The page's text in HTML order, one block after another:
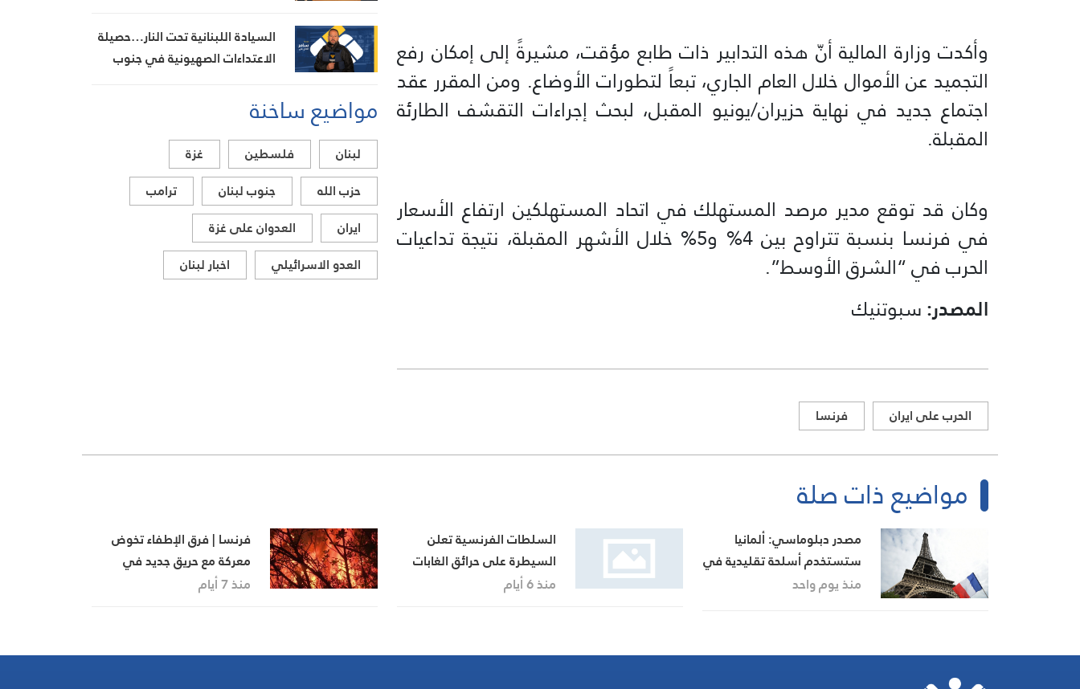
وأكدت وزارة المالية أنّ هذه التدابير ذات طابع مؤقت، مشيرةً إلى إمكان رفع
التجميد عن الأموال خلال العام الجاري، تبعاً لتطورات الأوضاع. ومن المقرر عقد
اجتماع جديد في نهاية حزيران/يونيو المقبل، لبحث إجراءات التقشف الطارئة
المقبلة.
وكان قد توقع مدير مرصد المستهلك في اتحاد المستهلكين ارتفاع الأسعار
في فرنسا بنسبة تتراوح بين 4% و5% خلال الأشهر المقبلة، نتيجة تداعيات
الحرب في “الشرق الأوسط”.
المصدر:سبوتنيك
الحرب على ايران فرنسا
السيادة اللبنانية تحت النار…حصيلة
الاعتداءات الصهيونية في جنوب
مواضيع ساخنة
لبنان فلسطين
غزة
حزب الله
جنوب لبنان
ترامب
ايران
العدوان على غزة
العدو الاسرائيلي
اخبار لبنان
مواضيع ذات صلة
مصدر دبلوماسي: ألمانيا
ستستخدم أسلحة تقليدية في
المناورات النووية الفرنسية
منذ يوم واحد
السلطات الفرنسية تعلن
السيطرة على حرائق الغابات
منذ 6 أيام
فرنسا | فرق الإطفاء تخوض
معركة مع حريق جديد في
إقليم فار الفرنسي
منذ 7 أيام